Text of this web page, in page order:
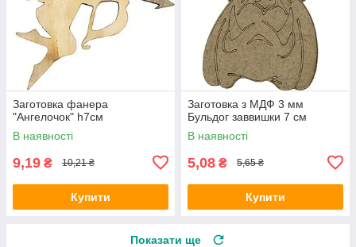
Заготовка фанера
"Ангелочок" h7cм
В наявності
9,19 ₴ 10,21 ₴
Купити
Заготовка з МДФ 3 мм
Бульдог заввишки 7 см
В наявності
5,08 ₴ 5,65 ₴
Купити
Показати ще